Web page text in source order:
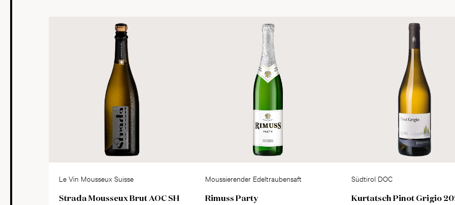
Le Vin Mousseux Suisse
Strada Mousseux Brut AOC SH
Moussierender Edeltraubensaft
Rimuss Party
Südtirol DOC
Kurtatsch Pinot Grigio